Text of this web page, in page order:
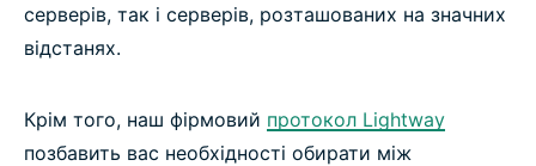
серверів, так і серверів, розташованих на значних
відстанях.
Крім того, наш фірмовий протокол Lightway
позбавить вас необхідності обирати між